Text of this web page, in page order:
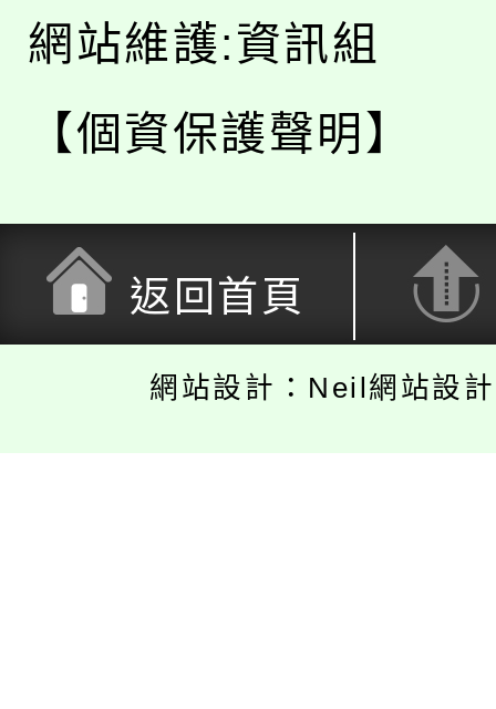
網站維護:資訊組
【個資保護聲明】
返回首頁
網站設計：Neil網站設